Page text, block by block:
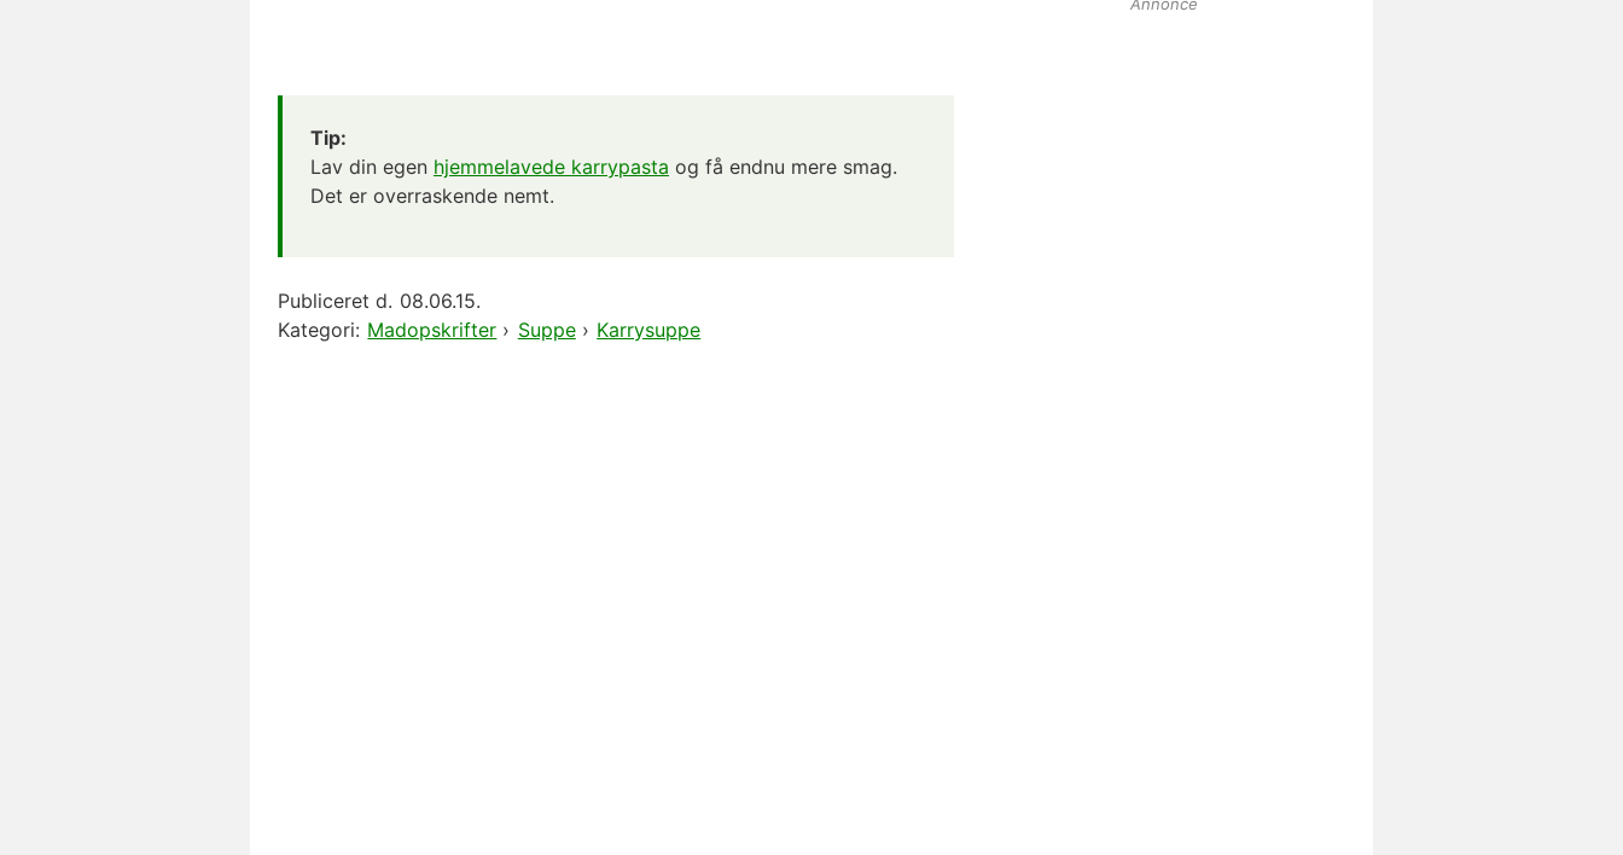
Tip:
Lav din egen hjemmelavede karrypasta og få endnu mere smag.
Det er overraskende nemt.
Publiceret d. 08.06.15.
Kategori: Madopskrifter › Suppe› Karrysuppe